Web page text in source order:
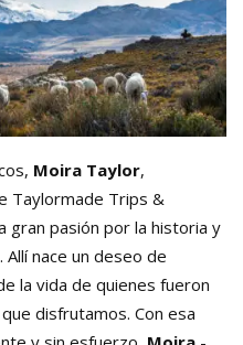
Moira Taylor,
Taylormade Trips &
gran pasión por la historia y
nace un deseo de
la vida de quienes fueron
disfrutamos. Con esa